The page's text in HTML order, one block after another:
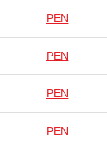
PEN
PEN
PEN
PEN